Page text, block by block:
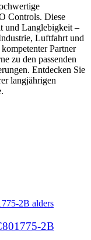
Controls. Diese
und Langlebigkeit –
Luftfahrt und
Partner
zu den passenden
Entdecken Sie
langjährigen
2B